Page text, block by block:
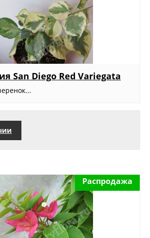
San Diego Red Variegata
Распродажа